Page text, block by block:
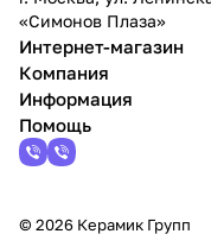
«Симонов Плаза»
Интернет-магазин
Компания
Информация
Помощь
© 2026 Керамик Групп